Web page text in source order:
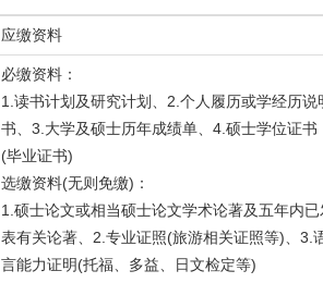
应缴资料
必缴资料：
1.读书计划及研究计划、2.个人履历或学经历说
书、3.大学及硕士历年成绩单、4.硕士学位证书
(毕业证书)
选缴资料(无则免缴)：
1.硕士论文或相当硕士论文学术论著及五年内已
表有关论著、2.专业证照(旅游相关证照等)、3.
言能力证明(托福、多益、日文检定等)